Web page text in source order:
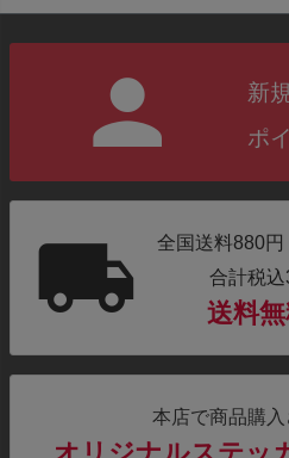
新
ポ
全国送料880
合計税
送料
本店で商品購